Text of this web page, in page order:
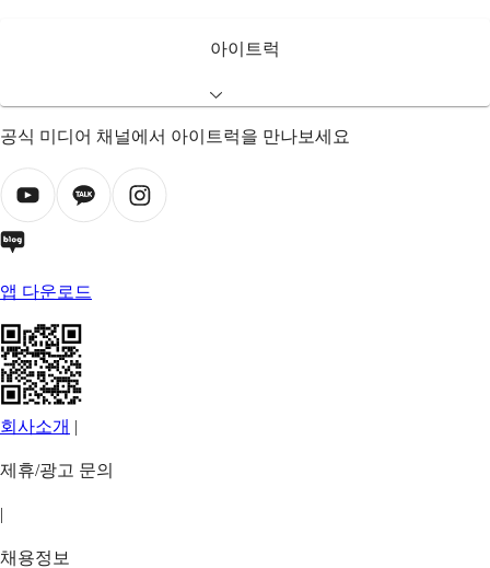
아이트럭
공식 미디어 채널에서 아이트럭을 만나보세요
앱 다운로드
회사소개 |
제휴/광고 문의
|
채용정보